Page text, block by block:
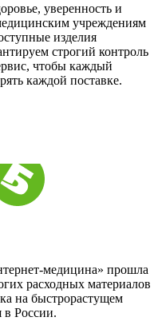
уверенность и
учреждениям
изделия
строгий контроль
чтобы каждый
каждой поставке.
медицина» прошла
расходных материалов
на быстрорастущем
в России.